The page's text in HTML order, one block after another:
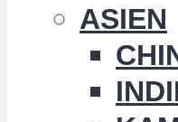
ASIEN